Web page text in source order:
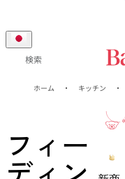
検索
ホーム キッチン
フィー
保証